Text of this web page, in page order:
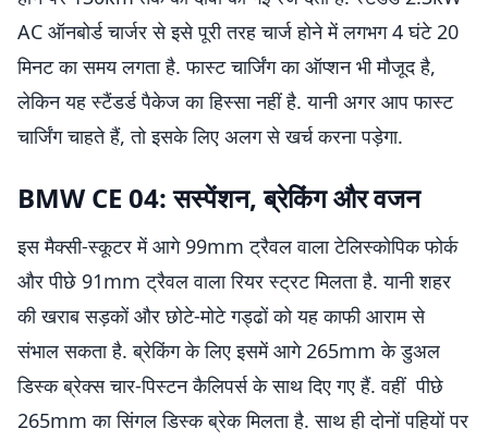
AC ऑनबोर्ड चार्जर से इसे पूरी तरह चार्ज होने में लगभग 4 घंटे 20
मिनट का समय लगता है. फास्ट चार्जिंग का ऑप्शन भी मौजूद है,
लेकिन यह स्टैंडर्ड पैकेज का हिस्सा नहीं है. यानी अगर आप फास्ट
चार्जिंग चाहते हैं, तो इसके लिए अलग से खर्च करना पड़ेगा.
BMW CE 04: सस्पेंशन, ब्रेकिंग और वजन
इस मैक्सी-स्कूटर में आगे 99mm ट्रैवल वाला टेलिस्कोपिक फोर्क
और पीछे 91mm ट्रैवल वाला रियर स्ट्रट मिलता है. यानी शहर
की खराब सड़कों और छोटे-मोटे गड्ढों को यह काफी आराम से
संभाल सकता है. ब्रेकिंग के लिए इसमें आगे 265mm के डुअल
डिस्क ब्रेक्स चार-पिस्टन कैलिपर्स के साथ दिए गए हैं. वहीं पीछे
265mm का सिंगल डिस्क ब्रेक मिलता है. साथ ही दोनों पहियों पर